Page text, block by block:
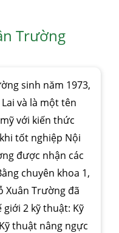
Trường
sinh năm 1973,
và là một tên
với kiến thức
tốt nghiệp Nội
được nhận các
chuyên khoa 1,
Xuân Trường đã
giới 2 kỹ thuật: Kỹ
thuật nâng ngực